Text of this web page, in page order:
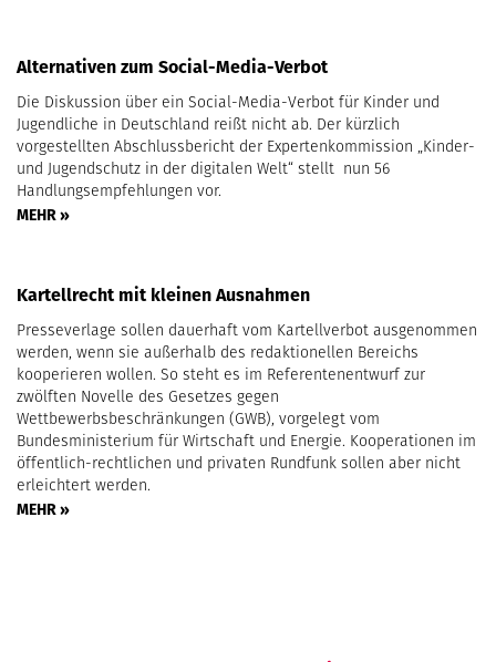
Alternativen zum Social-Media-Verbot
Die Diskussion über ein Social-Media-Verbot für Kinder und
Jugendliche in Deutschland reißt nicht ab. Der kürzlich
vorgestellten Abschlussbericht der Expertenkommission „Kinder-
und Jugendschutz in der digitalen Welt“ stellt nun 56
Handlungsempfehlungen vor.
MEHR »
Kartellrecht mit kleinen Ausnahmen
Presseverlage sollen dauerhaft vom Kartellverbot ausgenommen
werden, wenn sie außerhalb des redaktionellen Bereichs
kooperieren wollen. So steht es im Referentenentwurf zur
zwölften Novelle des Gesetzes gegen
Wettbewerbsbeschränkungen (GWB), vorgelegt vom
Bundesministerium für Wirtschaft und Energie. Kooperationen im
öffentlich-rechtlichen und privaten Rundfunk sollen aber nicht
erleichtert werden.
MEHR »